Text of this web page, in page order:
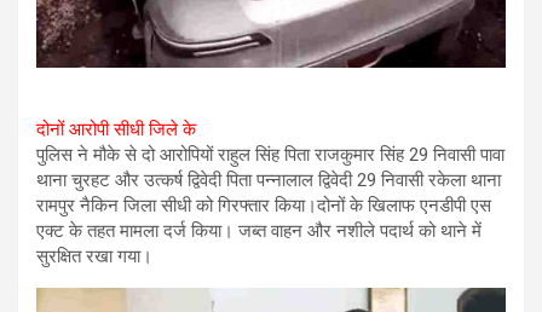
दोनों आरोपी सीधी जिले के
पुलिस ने मौके से दो आरोपियों राहुल सिंह पिता राजकुमार सिंह 29 निवासी पावा
थाना चुरहट और उत्कर्ष द्विवेदी पिता पन्नालाल द्विवेदी 29 निवासी रकेला थाना
रामपुर नैकिन जिला सीधी को गिरफ्तार किया।दोनों के खिलाफ एनडीपी एस
एक्ट के तहत मामला दर्ज किया। जब्त वाहन और नशीले पदार्थ को थाने में
सुरक्षित रखा गया।